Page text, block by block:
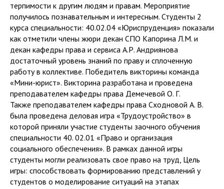
терпимости к другим людям и правам. Мероприятие
получилось познавательным и интересным. Студенты 2
курса специальности: 40.02.04 «Юриспруденция» показали
как отметили члены жюри декан СПО Капорина Л.М. и
декан кафедры права и сервиса А.Р. Андриянова
достаточный уровень знаний по праву и сплоченную
работу в коллективе. Победитель викторины команда
«Мини-юрист». Викторина разработана и проведена
преподавателем кафедры права Демечевой О. Г.
Также преподавателем кафедры права Сходновой А. В.
была проведена деловая игра «Трудоустройство» в
которой приняли участие студенты заочного обучения
специальности 40. 02.01 «Право и организация
социального обеспечения». В рамках данной игры
студенты могли реализовать свое право на труд, Цель
игры: способствовать формированию представлений у
студентов о моделирование ситуаций на этапах